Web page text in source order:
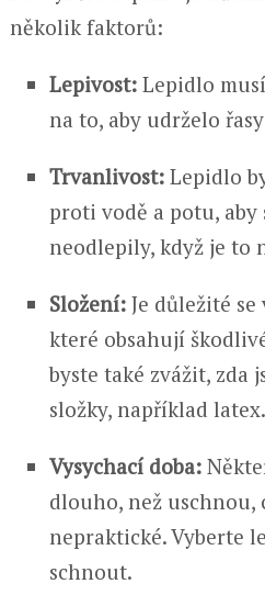
několik faktorů:
Lepivost: Lepidlo
na to, aby udrželo
Trvanlivost: Lepidlo
proti vodě a potu, aby
neodlepily, když je to
Složení: Je důležité
které obsahují
byste také zvážit, zda
složky, například latex.
Vysychací doba:
dlouho, než uschnou,
nepraktické. Vyberte
schnout.